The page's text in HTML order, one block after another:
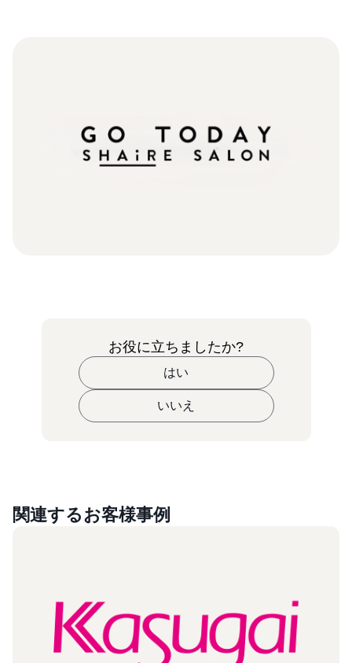
お役に立ちましたか?
はい
いいえ
関連するお客様事例